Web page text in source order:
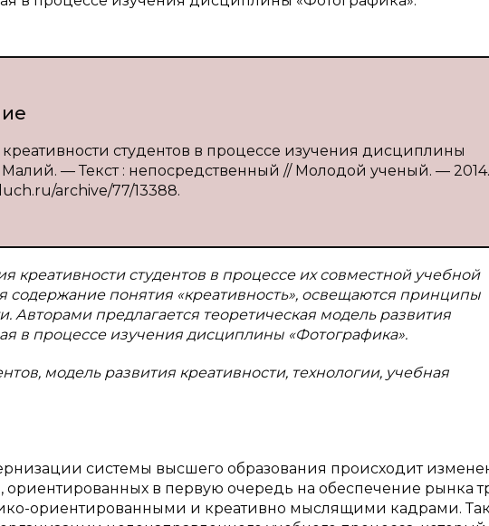
студентов в процессе изучения дисциплины
— Текст : непосредственный // Молодой ученый. —
archive/77/13388.
креативности студентов в процессе их совместной учебной
содержание понятия «креативность», освещаются принципы
Авторами предлагается теоретическая модель развития
в процессе изучения дисциплины «Фотографика».
модель развития креативности, технологии, учебная
системы высшего образования происходит
ориентированных в первую очередь на обеспечение рынка
ориентированными и креативно мыслящими кадрами.